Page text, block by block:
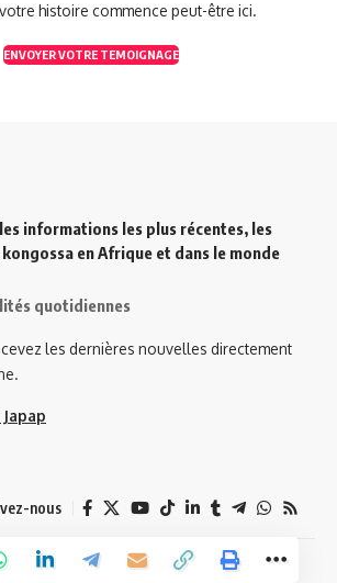
histoire commence peut-être ici.
ENVOYER VOTRE TEMOIGNAGE
informations les plus récentes, les
en Afrique et dans le monde
quotidiennes
les dernières nouvelles directement
nous
Japap Info. Tous droits réservés.